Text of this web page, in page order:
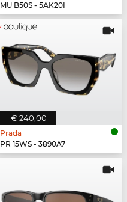
MU B50S - 5AK20I
€ 240,00
Prada
PR 15WS - 3890A7